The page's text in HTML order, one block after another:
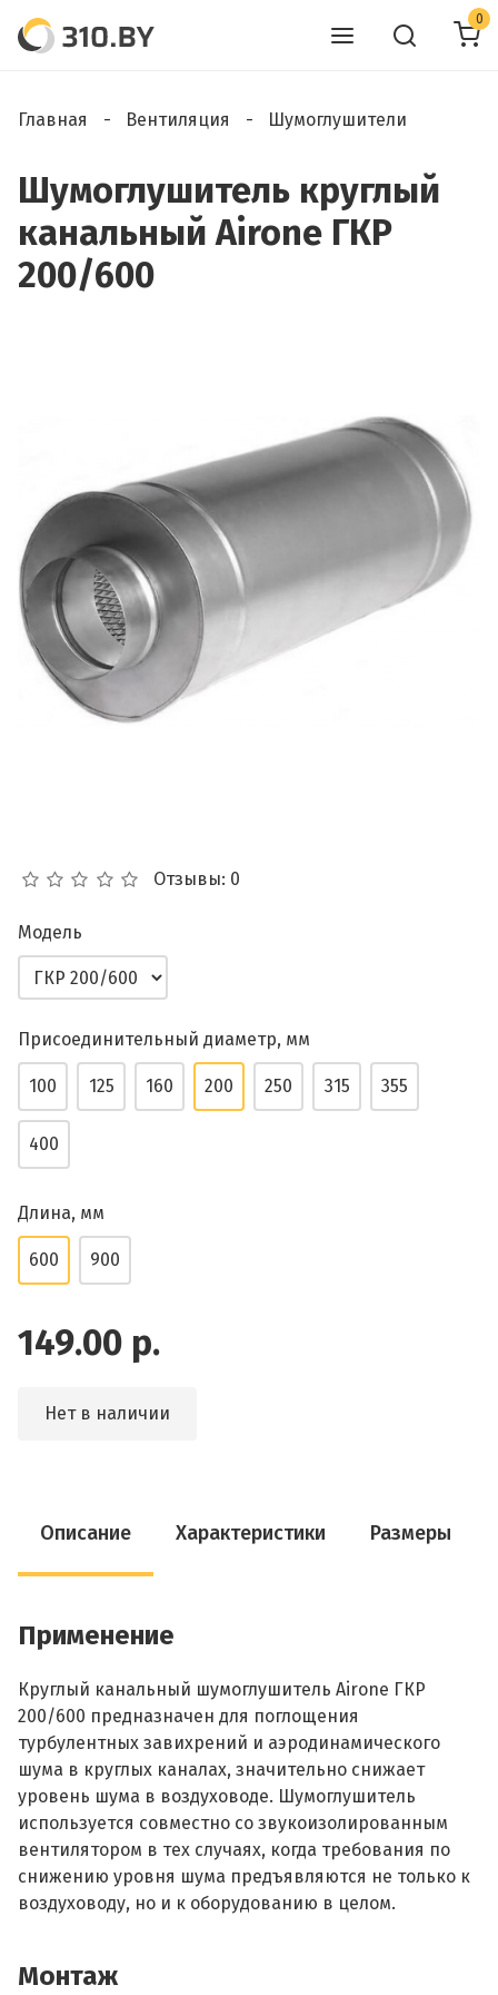
0
Главная Вентиляция Шумоглушители
Шумоглушитель круглый
канальный Airone ГКР
200/600
Отзывы: 0
149.00 р.
Модель
Присоединительный диаметр, мм
100 125 160 200 250 315 355
400
Длина, мм
600 900
Нет в наличии
Описание Характеристики Размеры
Применение
Круглый канальный шумоглушитель Airone ГКР
200/600 предназначен для поглощения
турбулентных завихрений и аэродинамического
шума в круглых каналах, значительно снижает
уровень шума в воздуховоде. Шумоглушитель
используется совместно со звукоизолированным
вентилятором в тех случаях, когда требования по
снижению уровня шума предъявляются не только к
воздуховоду, но и к оборудованию в целом.
Монтаж